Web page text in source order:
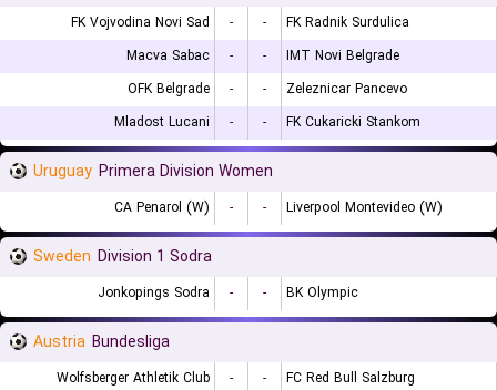
FK Vojvodina Novi Sad - -
FK Radnik Surdulica
Macva Sabac
- -
IMT Novi Belgrade
OFK Belgrade
- -
Zeleznicar Pancevo
Mladost Lucani
- - FK Cukaricki Stankom
Uruguay Primera Division Women
CA Penarol (W) - - Liverpool Montevideo (W)
Sweden Division 1 Sodra
Jonkopings Sodra - - BK Olympic
Austria Bundesliga
Wolfsberger Athletik Club - -
FC Red Bull Salzburg